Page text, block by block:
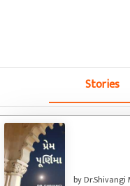
Stories
by Dr.Shivangi